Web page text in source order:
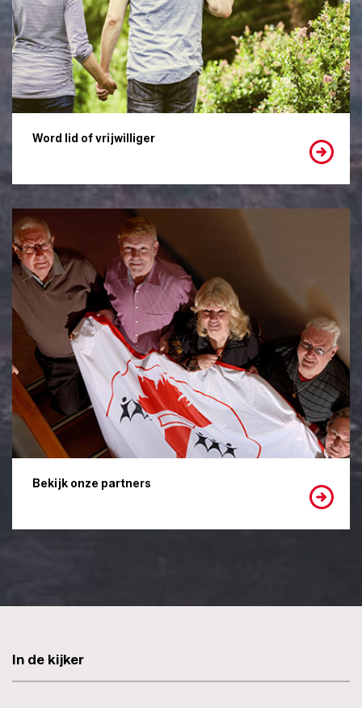
Word lid of vrijwilliger
Bekijk onze partners
In de kijker